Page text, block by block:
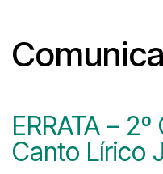
ERRATA –
Canto Lírico